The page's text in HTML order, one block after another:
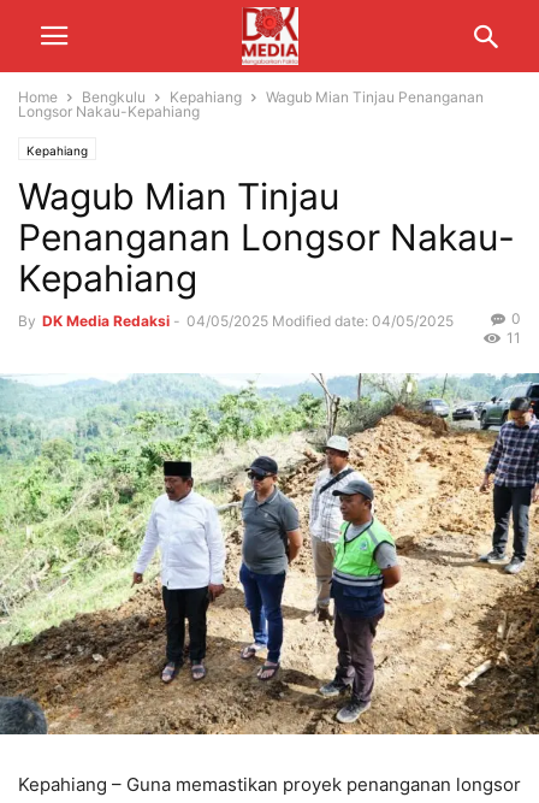
Home Bengkulu Kepahiang
Wagub Mian Tinjau Penanganan
Longsor Nakau-Kepahiang
Kepahiang
Wagub Mian Tinjau
Penanganan Longsor Nakau-
Kepahiang
By DK Media Redaksi - 04/05/2025 Modified date: 04/05/2025
0
11
Kepahiang – Guna memastikan proyek penanganan longsor